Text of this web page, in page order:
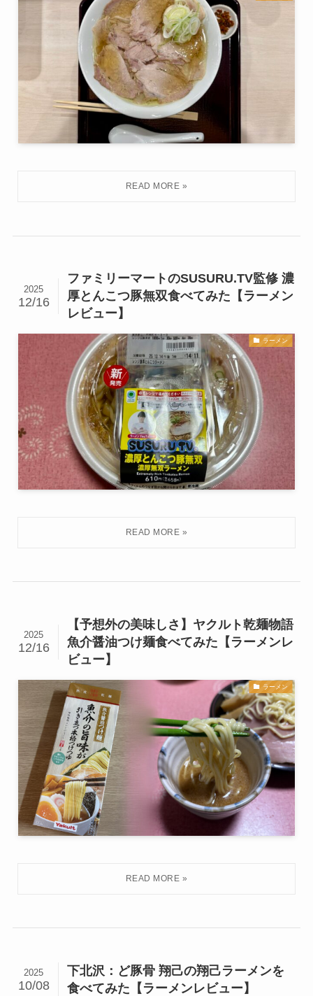
ファミリーマートのSUSURU.TV監修 濃
厚とんこつ豚無双食べてみた【ラーメン
レビュー】
2025
12/16
ラーメン
【予想外の美味しさ】ヤクルト乾麺物語
魚介醤油つけ麺食べてみた【ラーメンレ
ビュー】
2025
12/16
ラーメン
下北沢：ど豚骨 翔己の翔己ラーメンを
食べてみた【ラーメンレビュー】
2025
10/08